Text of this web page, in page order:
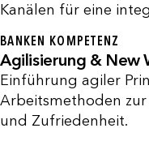
Kanälen für eine
BANKEN KOMPETENZ
Agilisierung & New
Einführung agiler
Arbeitsmethoden
und Zufriedenheit.